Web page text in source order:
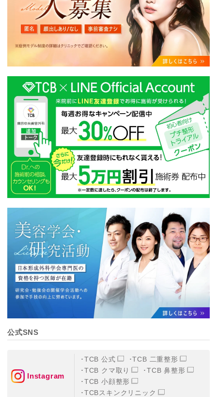
公式SNS
Instagram
TCB 公式
TCB 二重整形
TCB クマ取り
TCB 鼻整形
TCB 小顔整形
TCBスキンクリニック